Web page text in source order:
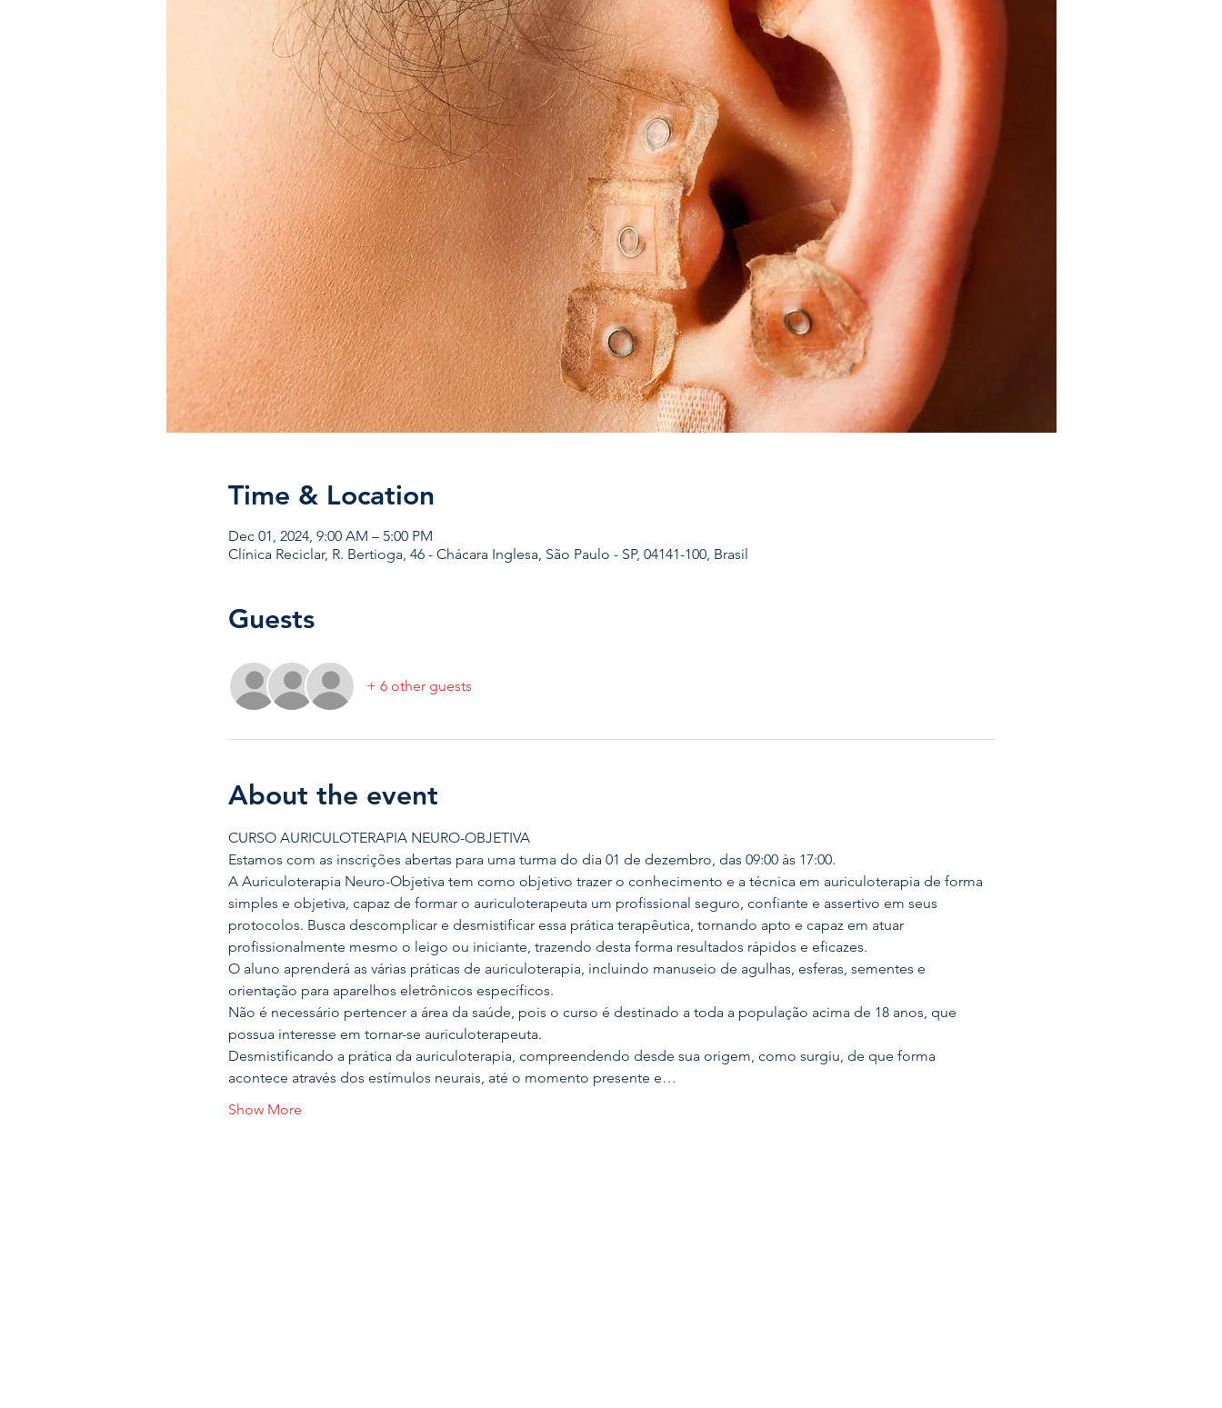
Time & Location
Dec 01, 2024, 9:00 AM – 5:00 PM
Clínica Reciclar, R. Bertioga, 46 - Chácara Inglesa, São Paulo - SP, 04141-100, Brasil
Guests
+ 6 other guests
About the event
CURSO AURICULOTERAPIA NEURO-OBJETIVA
Estamos com as inscrições abertas para uma turma do dia 01 de dezembro, das 09:00 às 17:00.
A Auriculoterapia Neuro-Objetiva tem como objetivo trazer o conhecimento e a técnica em auriculoterapia de forma
simples e objetiva, capaz de formar o auriculoterapeuta um profissional seguro, confiante e assertivo em seus
protocolos. Busca descomplicar e desmistificar essa prática terapêutica, tornando apto e capaz em atuar
profissionalmente mesmo o leigo ou iniciante, trazendo desta forma resultados rápidos e eficazes.
O aluno aprenderá as várias práticas de auriculoterapia, incluindo manuseio de agulhas, esferas, sementes e
orientação para aparelhos eletrônicos específicos.
Não é necessário pertencer a área da saúde, pois o curso é destinado a toda a população acima de 18 anos, que
possua interesse em tornar-se auriculoterapeuta.
Desmistificando a prática da auriculoterapia, compreendendo desde sua origem, como surgiu, de que forma
acontece através dos estímulos neurais, até o momento presente e…
Show More